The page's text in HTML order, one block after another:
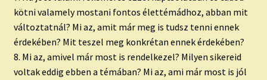
kötni valamely mostani fontos élettémádhoz, abban mit
változtatnál? Mi az, amit már meg is tudsz tenni ennek
érdekében? Mit teszel meg konkrétan ennek érdekében?
8. Mi az, amivel már most is rendelkezel? Milyen sikereid
voltak eddig ebben a témában? Mi az, ami már most is jól